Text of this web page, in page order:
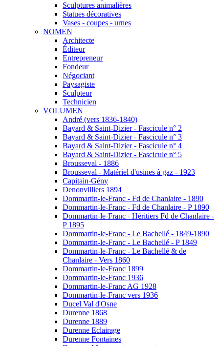
Sculptures animalières
Statues décoratives
Vases - coupes - urnes
NOMEN
Architecte
Éditeur
Entrepreneur
Fondeur
Négociant
Paysagiste
Sculpteur
Technicien
VOLUMEN
André (vers 1836-1840)
Bayard & Saint-Dizier - Fascicule n° 2
Bayard & Saint-Dizier - Fascicule n° 3
Bayard & Saint-Dizier - Fascicule n° 4
Bayard & Saint-Dizier - Fascicule n° 5
Brousseval - 1886
Brousseval - Matériel d'usines à gaz - 1923
Capitain-Gény
Denonvilliers 1894
Dommartin-le-Franc - Fd de Chanlaire - 1890
Dommartin-le-Franc - Fd de Chanlaire - P 1890
Dommartin-le-Franc - Héritiers Fd de Chanlaire -
P 1895
Dommartin-le-Franc - Le Bachellé - 1849-1890
Dommartin-le-Franc - Le Bachellé - P 1849
Dommartin-le-Franc - Le Bachellé & de
Chanlaire - Vers 1860
Dommartin-le-Franc 1899
Dommartin-le-Franc 1936
Dommartin-le-Franc AG 1928
Dommartin-le-Franc vers 1936
Ducel Val d'Osne
Durenne 1868
Durenne 1889
Durenne Eclairage
Durenne Fontaines